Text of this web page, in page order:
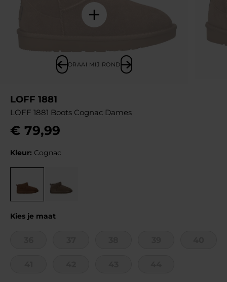
DRAAI MIJ ROND
LOFF 1881
LOFF 1881 Boots Cognac Dames
€ 79,99
Kleur: Cognac
Kies je maat